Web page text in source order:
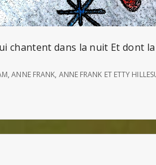
chantent dans la nuit Et dont
,ANNE FRANK, ANNE FRANK ET ETTY